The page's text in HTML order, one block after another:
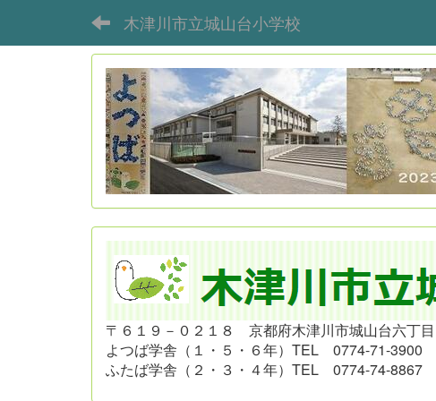
木津川市立城山台小学校
〒６１９－０２１８ 京都府木津川市城山台六丁目
よつば学舎（１・５・６年） TEL 0774-71-3900
ふたば学舎（２・３・４年） TEL 0774-74-8867